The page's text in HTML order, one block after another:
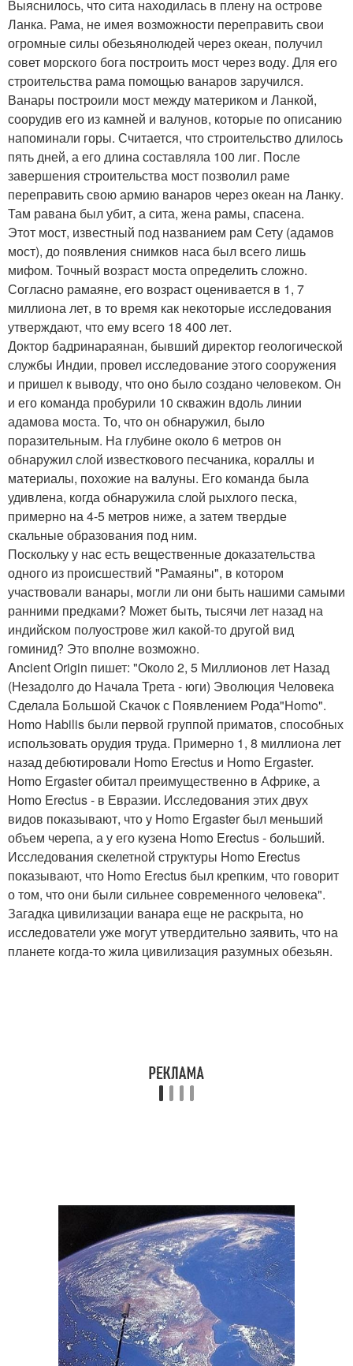
Выяснилось, что сита находилась в плену на острове
Ланка. Рама, не имея возможности переправить свои
огромные силы обезьянолюдей через океан, получил
совет морского бога построить мост через воду. Для его
строительства рама помощью ванаров заручился.
Ванары построили мост между материком и Ланкой,
соорудив его из камней и валунов, которые по описанию
напоминали горы. Считается, что строительство длилось
пять дней, а его длина составляла 100 лиг. После
завершения строительства мост позволил раме
переправить свою армию ванаров через океан на Ланку.
Там равана был убит, а сита, жена рамы, спасена.
Этот мост, известный под названием рам Сету (адамов
мост), до появления снимков наса был всего лишь
мифом. Точный возраст моста определить сложно.
Согласно рамаяне, его возраст оценивается в 1, 7
миллиона лет, в то время как некоторые исследования
утверждают, что ему всего 18 400 лет.
Доктор бадринараянан, бывший директор геологической
службы Индии, провел исследование этого сооружения
и пришел к выводу, что оно было создано человеком. Он
и его команда пробурили 10 скважин вдоль линии
адамова моста. То, что он обнаружил, было
поразительным. На глубине около 6 метров он
обнаружил слой известкового песчаника, кораллы и
материалы, похожие на валуны. Его команда была
удивлена, когда обнаружила слой рыхлого песка,
примерно на 4-5 метров ниже, а затем твердые
скальные образования под ним.
Поскольку у нас есть вещественные доказательства
одного из происшествий "Рамаяны", в котором
участвовали ванары, могли ли они быть нашими самыми
ранними предками? Может быть, тысячи лет назад на
индийском полуострове жил какой-то другой вид
гоминид? Это вполне возможно.
Ancient Origin пишет: "Около 2, 5 Миллионов лет Назад
(Незадолго до Начала Трета - юги) Эволюция Человека
Сделала Большой Скачок с Появлением Рода"Homo".
Homo Habilis были первой группой приматов, способных
использовать орудия труда. Примерно 1, 8 миллиона лет
назад дебютировали Homo Erectus и Homo Ergaster.
Homo Ergaster обитал преимущественно в Африке, а
Homo Erectus - в Евразии. Исследования этих двух
видов показывают, что у Homo Ergaster был меньший
объем черепа, а у его кузена Homo Erectus - больший.
Исследования скелетной структуры Homo Erectus
показывают, что Homo Erectus был крепким, что говорит
о том, что они были сильнее современного человека".
Загадка цивилизации ванара еще не раскрыта, но
исследователи уже могут утвердительно заявить, что на
планете когда-то жила цивилизация разумных обезьян.